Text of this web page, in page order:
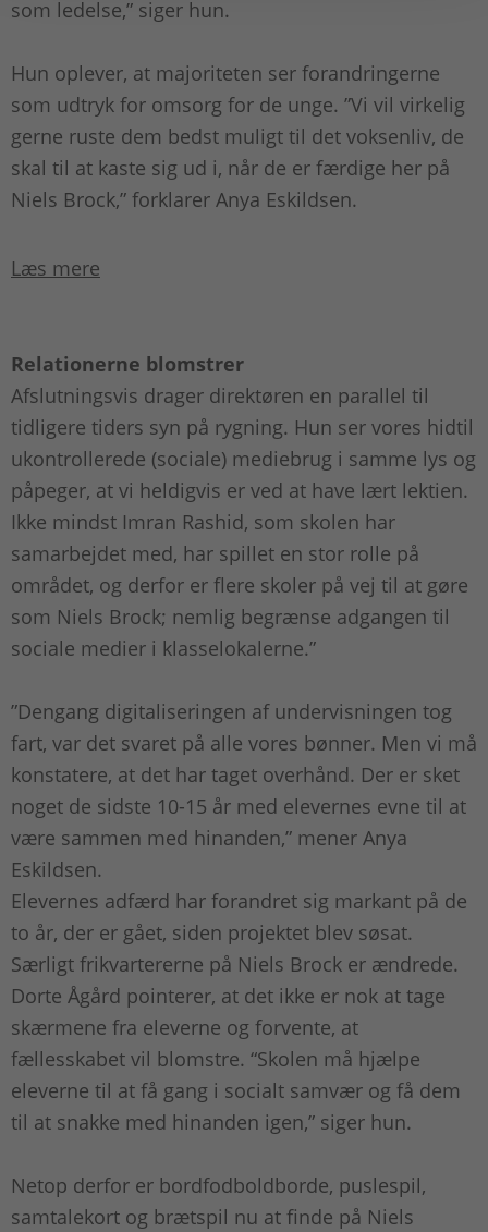
som ledelse,” siger hun.
Hun oplever, at majoriteten ser forandringerne
som udtryk for omsorg for de unge. ”Vi vil virkelig
gerne ruste dem bedst muligt til det voksenliv, de
skal til at kaste sig ud i, når de er færdige her på
Niels Brock,” forklarer Anya Eskildsen.
Læs mere
Relationerne blomstrer
Afslutningsvis drager direktøren en parallel til
tidligere tiders syn på rygning. Hun ser vores hidtil
ukontrollerede (sociale) mediebrug i samme lys og
påpeger, at vi heldigvis er ved at have lært lektien.
Ikke mindst Imran Rashid, som skolen har
samarbejdet med, har spillet en stor rolle på
området, og derfor er flere skoler på vej til at gøre
som Niels Brock; nemlig begrænse adgangen til
sociale medier i klasselokalerne.”
”Dengang digitaliseringen af undervisningen tog
fart, var det svaret på alle vores bønner. Men vi må
konstatere, at det har taget overhånd. Der er sket
noget de sidste 10-15 år med elevernes evne til at
være sammen med hinanden,” mener Anya
Eskildsen.
Elevernes adfærd har forandret sig markant på de
to år, der er gået, siden projektet blev søsat.
Særligt frikvartererne på Niels Brock er ændrede.
Dorte Ågård pointerer, at det ikke er nok at tage
skærmene fra eleverne og forvente, at
fællesskabet vil blomstre. “Skolen må hjælpe
eleverne til at få gang i socialt samvær og få dem
til at snakke med hinanden igen,” siger hun.
Netop derfor er bordfodboldborde, puslespil,
samtalekort og brætspil nu at finde på Niels